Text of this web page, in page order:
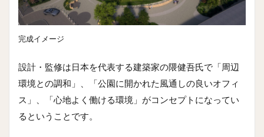
完成イメージ
設計・監修は日本を代表する建築家の隈健吾氏で「周辺
環境との調和」、「公園に開かれた風通しの良いオフィ
ス」、「心地よく働ける環境」がコンセプトになってい
るということです。